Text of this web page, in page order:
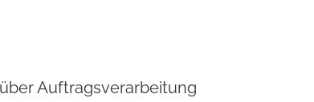
Auftragsverarbeitung